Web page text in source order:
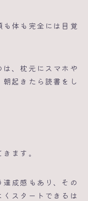
体も完全には目覚
、枕元にスマホや
起きたら読書をし
ます。
成感もあり、その
スタートできるは